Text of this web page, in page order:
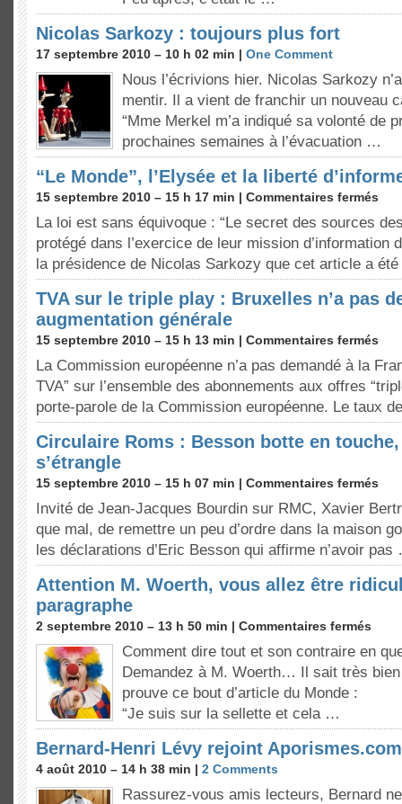
Nicolas Sarkozy : toujours plus fort
17 septembre 2010 – 10 h 02 min | One Comment
Nous l’écrivions hier. Nicolas Sarkozy
mentir. Il a vient de franchir un nouveau
“Mme Merkel m’a indiqué sa volonté de
prochaines semaines à l’évacuation …
“Le Monde”, l’Elysée et la liberté
15 septembre 2010 – 15 h 17 min | Commentaires fermés
La loi est sans équivoque : “Le secret des sources
protégé dans l’exercice de leur mission d’information
la présidence de Nicolas Sarkozy que cet article a
TVA sur le triple play : Bruxelles n’a pas
augmentation générale
15 septembre 2010 – 15 h 13 min | Commentaires fermés
La Commission européenne n’a pas demandé à la
TVA” sur l’ensemble des abonnements aux offres
porte-parole de la Commission européenne. Le taux
Circulaire Roms : Besson botte en
s’étrangle
15 septembre 2010 – 15 h 07 min | Commentaires fermés
Invité de Jean-Jacques Bourdin sur RMC, Xavier
que mal, de remettre un peu d’ordre dans la maison
les déclarations d’Eric Besson qui affirme n’avoir
Attention M. Woerth, vous allez être
paragraphe
2 septembre 2010 – 13 h 50 min | Commentaires fermés
Comment dire tout et son contraire en
Demandez à M. Woerth… Il sait très
prouve ce bout d’article du Monde :
“Je suis sur la sellette et cela …
Bernard-Henri Lévy rejoint Aporismes.com
4 août 2010 – 14 h 38 min | 2 Comments
Rassurez-vous amis lecteurs, Bernard